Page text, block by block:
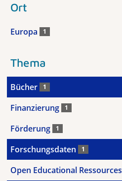
Ort
Europa 1
Thema
Bücher 1
Finanzierung 1
Förderung 1
Forschungsdaten 1
Open Educational Ressources